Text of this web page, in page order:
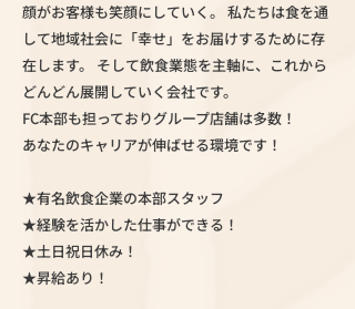
顔がお客様も笑顔にしていく。 私たちは食を通
して地域社会に「幸せ」をお届けするために存
在します。 そして飲食業態を主軸に、これから
どんどん展開していく会社です。
FC本部も担っておりグループ店舗は多数！
あなたのキャリアが伸ばせる環境です！
★有名飲食企業の本部スタッフ
★経験を活かした仕事ができる！
★土日祝日休み！
★昇給あり！